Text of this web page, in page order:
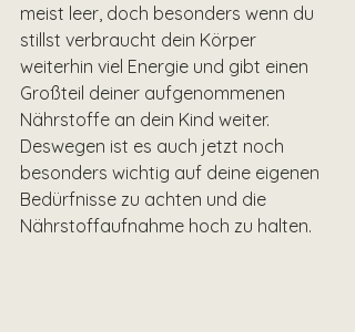
meist leer, doch besonders wenn du
stillst verbraucht dein Körper
weiterhin viel Energie und gibt einen
Großteil deiner aufgenommenen
Nährstoffe an dein Kind weiter.
Deswegen ist es auch jetzt noch
besonders wichtig auf deine eigenen
Bedürfnisse zu achten und die
Nährstoffaufnahme hoch zu halten.